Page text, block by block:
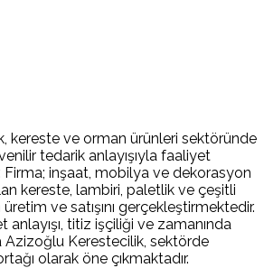
kereste ve orman ürünleri sektöründe
tedarik anlayışıyla faaliyet
Firma; inşaat, mobilya ve dekorasyon
kereste, lambiri, paletlik ve çeşitli
ve satışını gerçekleştirmektedir.
anlayışı, titiz işçiliği ve zamanında
Azizoğlu Kerestecilik, sektörde
olarak öne çıkmaktadır.